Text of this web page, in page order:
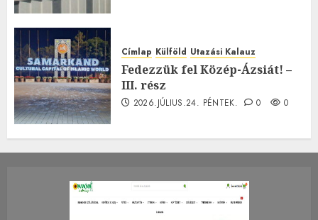
Címlap Külföld Utazási Kalauz
Fedezzük fel Közép-Ázsiát! –
III. rész
2026.JÚLIUS.24. PÉNTEK. 0 0